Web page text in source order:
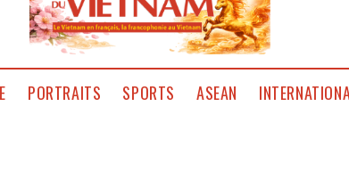
PORTRAITS SPORTS ASEAN